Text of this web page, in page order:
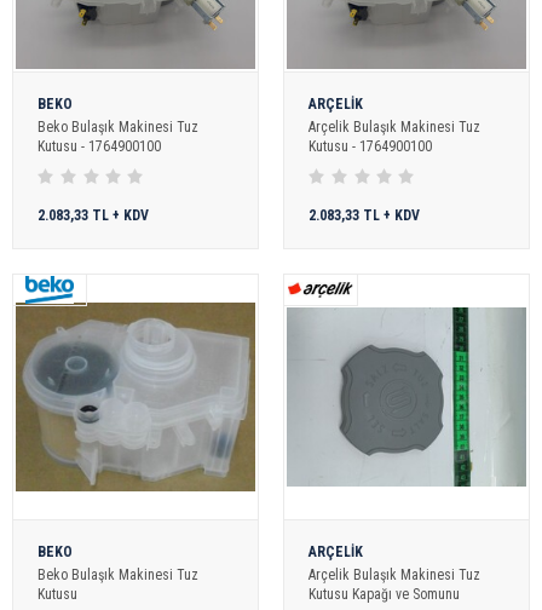
BEKO
Beko Bulaşık Makinesi Tuz
Kutusu - 1764900100
2.083,33 TL + KDV
ARÇELİK
Arçelik Bulaşık Makinesi Tuz
Kutusu - 1764900100
2.083,33 TL + KDV
BEKO
Beko Bulaşık Makinesi Tuz
Kutusu
ARÇELİK
Arçelik Bulaşık Makinesi Tuz
Kutusu Kapağı ve Somunu